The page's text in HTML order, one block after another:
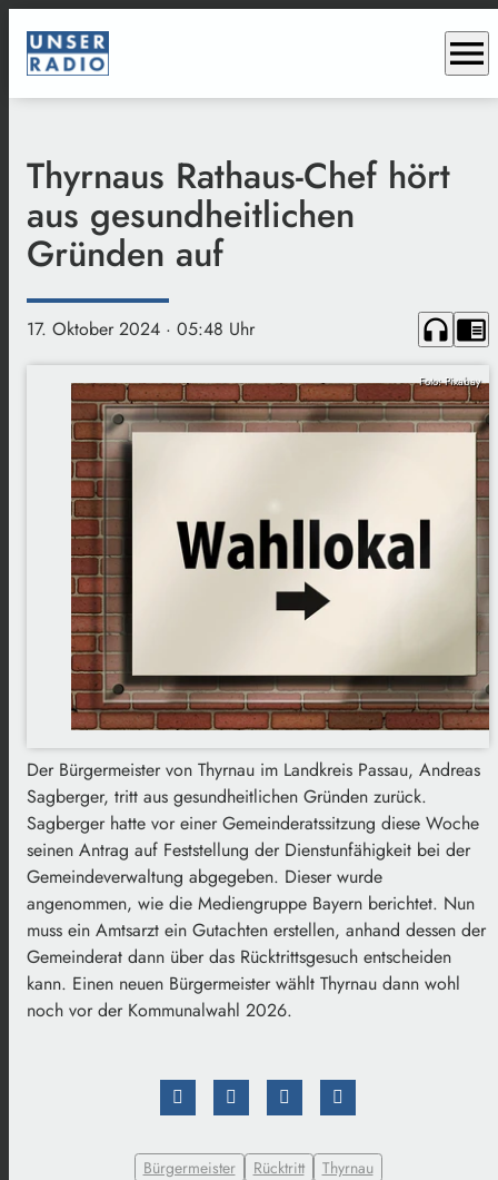
menu
Thyrnaus Rathaus-Chef hört
aus gesundheitlichen
Gründen auf
17. Oktober 2024 · 05:48 Uhr headphones chrome_reader_mode
Foto: Pixabay
Der Bürgermeister von Thyrnau im Landkreis Passau, Andreas
Sagberger, tritt aus gesundheitlichen Gründen zurück.
Sagberger hatte vor einer Gemeinderatssitzung diese Woche
seinen Antrag auf Feststellung der Dienstunfähigkeit bei der
Gemeindeverwaltung abgegeben. Dieser wurde
angenommen, wie die Mediengruppe Bayern berichtet. Nun
muss ein Amtsarzt ein Gutachten erstellen, anhand dessen der
Gemeinderat dann über das Rücktrittsgesuch entscheiden
kann. Einen neuen Bürgermeister wählt Thyrnau dann wohl
noch vor der Kommunalwahl 2026.
Bürgermeister Rücktritt Thyrnau